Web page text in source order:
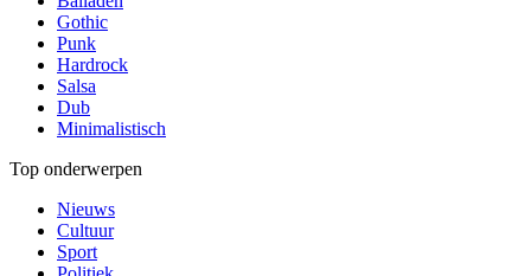
Gothic
Punk
Hardrock
Salsa
Dub
Minimalistisch
Top onderwerpen
Nieuws
Cultuur
Sport